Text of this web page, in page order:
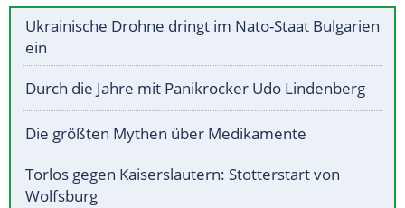
Ukrainische Drohne dringt im Nato-Staat Bulgarien
ein
Durch die Jahre mit Panikrocker Udo Lindenberg
Die größten Mythen über Medikamente
Torlos gegen Kaiserslautern: Stotterstart von
Wolfsburg